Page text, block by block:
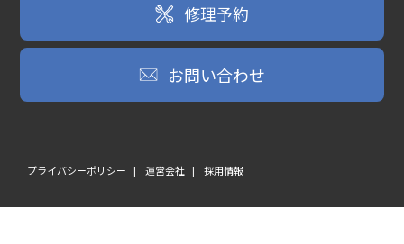
修理予約
お問い合わせ
プライバシーポリシー 運営会社 採用情報